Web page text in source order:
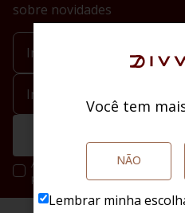
sobre novidades
Ao se cadastrar você irá
privacidade.
Você tem
NÃO
Lembrar minha